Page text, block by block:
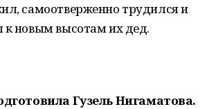
самоотверженно трудился и
к новым высотам их дед.
Гузель Нигаматова.